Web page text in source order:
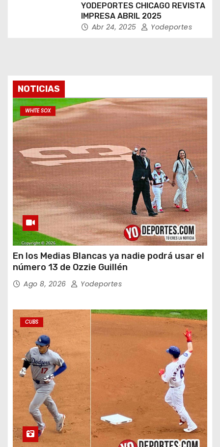
YODEPORTES CHICAGO REVISTA
IMPRESA ABRIL 2025
Abr 24, 2025 Yodeportes
NOTICIAS
WHITE SOX
En los Medias Blancas ya nadie podrá usar el
número 13 de Ozzie Guillén
Ago 8, 2026 Yodeportes
CUBS